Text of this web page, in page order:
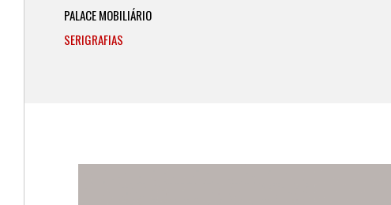
PALACE MOBILIÁRIO
SERIGRAFIAS